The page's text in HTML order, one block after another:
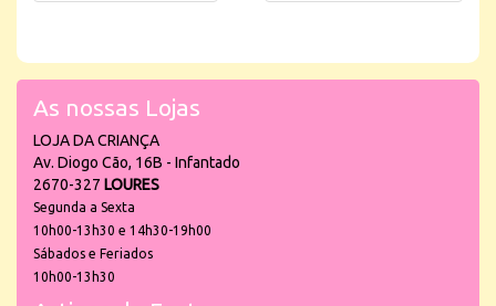
As nossas Lojas
LOJA DA CRIANÇA
Av. Diogo Cão, 16B - Infantado
2670-327 LOURES
Segunda a Sexta
10h00-13h30 e 14h30-19h00
Sábados e Feriados
10h00-13h30